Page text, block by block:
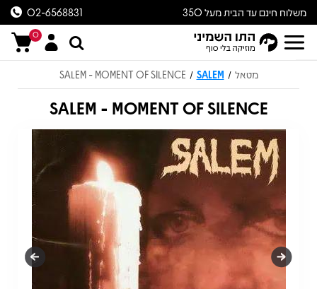
משלוח חינם עד הבית מעל 350
ש״ח
02-6568831
0
מטאל /
SALEM
/
SALEM - MOMENT OF SILENCE
SALEM - MOMENT OF SILENCE